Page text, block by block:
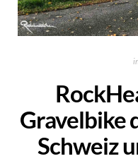
in
Gravelbike
Schweiz